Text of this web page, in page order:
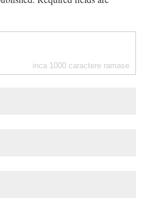
inca 1000 caractere ramase